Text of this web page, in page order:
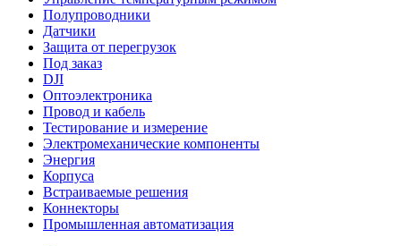
Полупроводники
Датчики
Защита от перегрузок
Под заказ
DJI
Оптоэлектроника
Провод и кабель
Тестирование и измерение
Электромеханические компоненты
Энергия
Корпуса
Встраиваемые решения
Коннекторы
Промышленная автоматизация